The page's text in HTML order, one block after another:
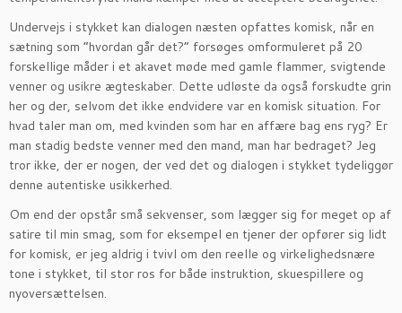
Undervejs i stykket kan dialogen næsten opfattes komisk, når en
sætning som ”hvordan går det?” forsøges omformuleret på 20
forskellige måder i et akavet møde med gamle flammer, svigtende
venner og usikre ægteskaber. Dette udløste da også forskudte grin
her og der, selvom det ikke endvidere var en komisk situation. For
hvad taler man om, med kvinden som har en affære bag ens ryg? Er
man stadig bedste venner med den mand, man har bedraget? Jeg
tror ikke, der er nogen, der ved det og dialogen i stykket tydeliggør
denne autentiske usikkerhed.
Om end der opstår små sekvenser, som lægger sig for meget op af
satire til min smag, som for eksempel en tjener der opfører sig lidt
for komisk, er jeg aldrig i tvivl om den reelle og virkelighedsnære
tone i stykket, til stor ros for både instruktion, skuespillere og
nyoversættelsen.